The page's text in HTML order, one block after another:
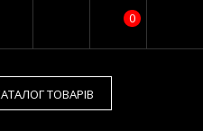
0
ТОВАРІВ